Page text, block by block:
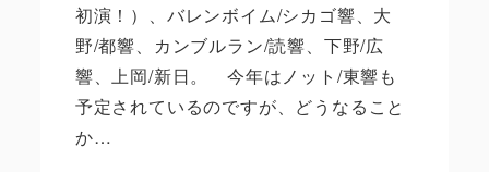
初演！）、バレンボイム/シカゴ響、大
野/都響、カンブルラン/読響、下野/広
響、上岡/新日。 今年はノット /東響も
予定されているのですが、どうなること
か…